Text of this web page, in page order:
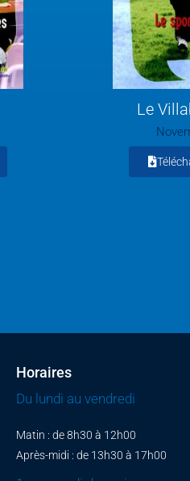
Le
Horaires
Du lundi au vendredi
Matin : de 8h30 à 12h00
Après-midi : de 13h30 à 17h00